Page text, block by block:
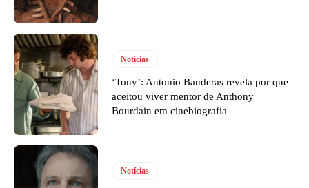
Notícias
‘Tony’: Antonio Banderas revela por que
aceitou viver mentor de Anthony
Bourdain em cinebiografia
Notícias